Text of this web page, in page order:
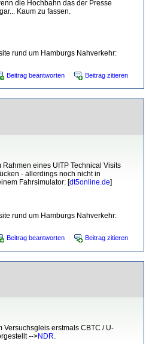
die Hochbahn das der Presse
Kaum zu fassen.
rund um Hamburgs Nahverkehr:
Beitrag beantworten Beitrag zitieren
eines UITP Technical Visits
- allerdings noch nicht in
Fahrsimulator: [dt5online.de]
rund um Hamburgs Nahverkehr:
Beitrag beantworten Beitrag zitieren
erstmals CBTC / U-
-->NDR.